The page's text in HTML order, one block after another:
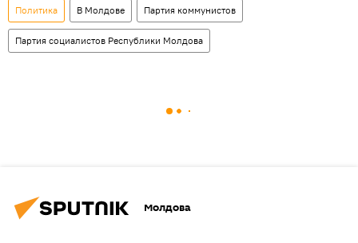
Политика В Молдове Партия коммунистов
Партия социалистов Республики Молдова
Молдова